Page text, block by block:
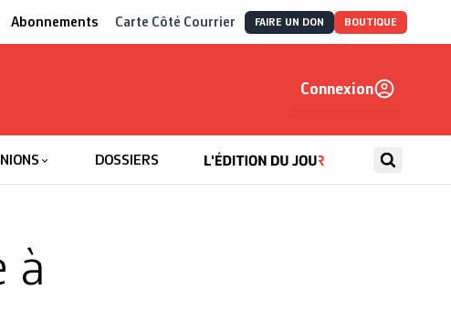
Abonnements Carte Côté Courrier FAIRE UN DON BOUTIQUE
Connexion
DOSSIERS
à